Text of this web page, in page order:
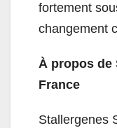
fortement
changement
À propos de
France
Stallergenes